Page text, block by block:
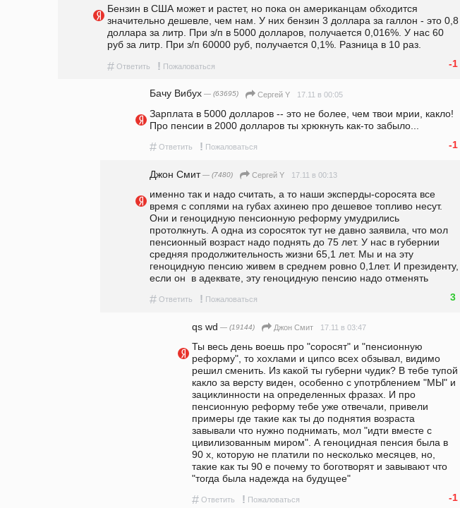
Бензин в США может и растет, но пока он американцам обходится
значительно дешевле, чем нам. У них бензин 3 доллара за галлон - это 0,8
доллара за литр. При з/п в 5000 долларов, получается 0,016%. У нас 60
руб за литр. При з/п 60000 руб, получается 0,1%. Разница в 10 раз.
# Ответить ! Пожаловаться -1
Бачу Вибух — (63695) Сергeй Y 17.11 в 00:05
Зарплата в 5000 долларов -- это не более, чем твои мрии, какло!
Про пенсии в 2000 долларов ты хрюкнуть как-то забыло...
# Ответить ! Пожаловаться -1
Джон Смит— (7480) Сергeй Y 17.11 в 00:13
именно так и надо считать, а то наши эксперды-соросята все
время с соплями на губах ахинею про дешевое топливо несут.
Они и геноцидную пенсионную реформу умудрились
протолкнуть. А одна из соросяток тут не давно заявила, что мол
пенсионный возраст надо поднять до 75 лет. У нас в губернии
средняя продолжительность жизни 65,1 лет. Мы и на эту
геноцидную пенсию живем в среднем ровно 0,1лет. И президенту,
если он  в адеквате, эту геноцидную пенсию надо отменять
# Ответить ! Пожаловаться 3
qs wd — (19144) Джон Смит 17.11 в 03:47
Ты весь день воешь про "соросят" и "пенсионную
реформу", то хохлами и ципсо всех обзывал, видимо
решил сменить. Из какой ты губерни чудик? В тебе тупой
какло за версту виден, особенно с употрблением "МЫ" и
зациклинности на определенных фразах. И про
пенсионную реформу тебе уже отвечали, привели
примеры где такие как ты до поднятия возраста
завывали что нужно поднимать, мол "идти вместе с
цивилизованным миром". А геноцидная пенсия была в
90 х, которую не платили по несколько месяцев, но,
такие как ты 90 е почему то боготворят и завывают что
"тогда была надежда на будущее"
# Ответить ! Пожаловаться -1